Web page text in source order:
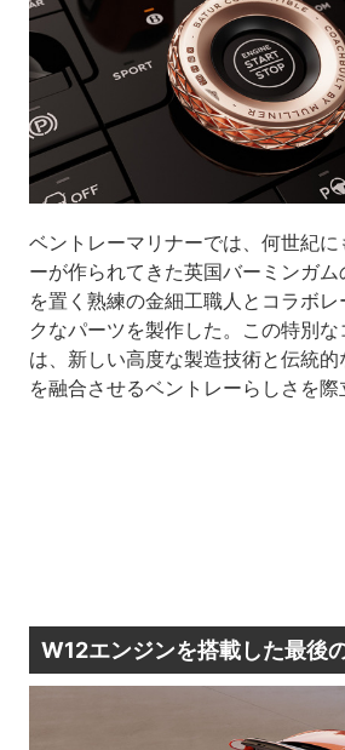
ベントレーマリナーでは、何世紀に
ーが作られてきた英国バーミンガ
を置く熟練の金細工職人とコラボ
クなパーツを製作した。この特別
は、新しい高度な製造技術と伝統
を融合させるベントレーらしさを際
W12エンジンを搭載した最後